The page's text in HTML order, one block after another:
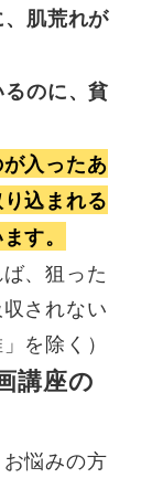
肌荒れが
のに、貧
入ったあ
込まれる
す。
、狙った
されない
を除く）
講座の
悩みの方